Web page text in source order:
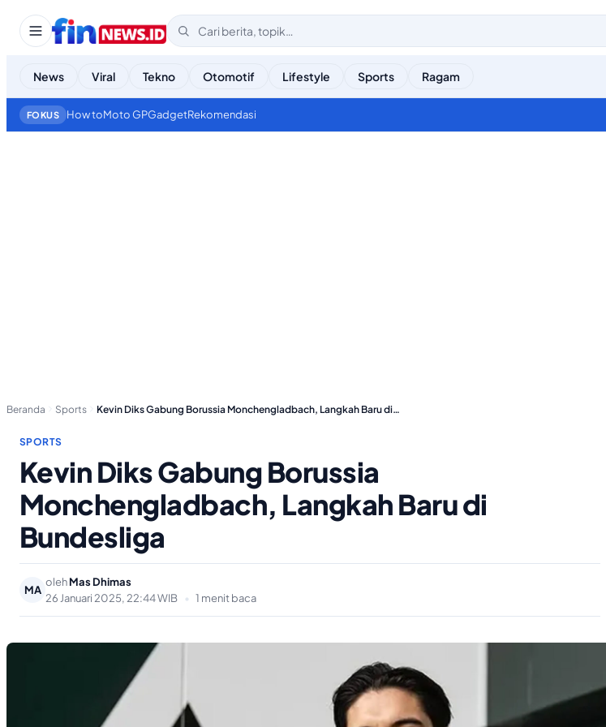
News Viral Tekno Otomotif Lifestyle Sports Ragam
FOKUS How toMoto GPGadgetRekomendasi
Beranda Sports Kevin Diks Gabung Borussia Monchengladbach, Langkah Baru di…
SPORTS
Kevin Diks Gabung Borussia
Monchengladbach, Langkah Baru di
Bundesliga
MA
olehMas Dhimas
26 Januari 2025, 22:44 WIB
• 1 menit baca